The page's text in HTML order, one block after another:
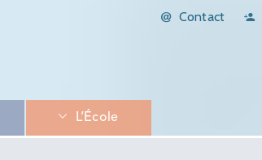
Contact
L’École